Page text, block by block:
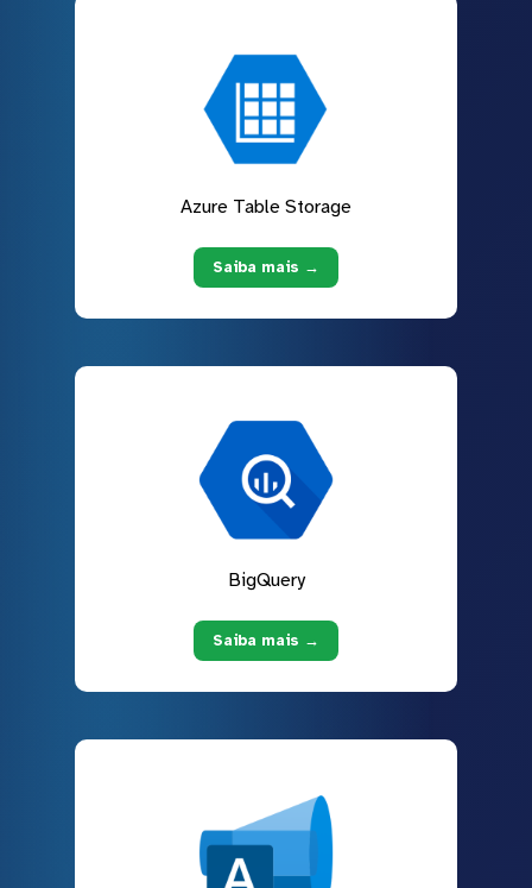
Azure Table Storage
Saiba mais →
BigQuery
Saiba mais →